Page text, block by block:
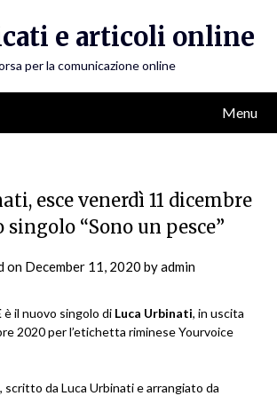
e articoli online
per la comunicazione online
Menu
esce venerdì 11 dicembre
“Sono un pesce”
on December 11, 2020 byadmin
è il nuovo singolo di Luca Urbinati, in uscita
2020 per l’etichetta riminese Yourvoice
scritto da Luca Urbinati e arrangiato da